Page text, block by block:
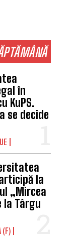
în
KuPS.
se decide
la
„Mircea
la Târgu
(F)